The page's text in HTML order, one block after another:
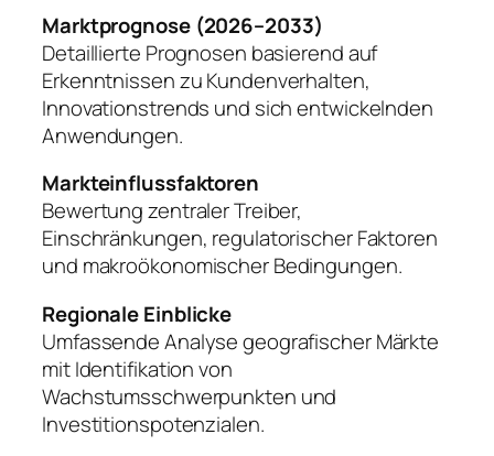
Marktprognose (2026–2033)
Detaillierte Prognosen basierend auf
Erkenntnissen zu Kundenverhalten,
Innovationstrends und sich entwickelnden
Anwendungen.
Markteinflussfaktoren
Bewertung zentraler Treiber,
Einschränkungen, regulatorischer Faktoren
und makroökonomischer Bedingungen.
Regionale Einblicke
Umfassende Analyse geografischer Märkte
mit Identifikation von
Wachstumsschwerpunkten und
Investitionspotenzialen.